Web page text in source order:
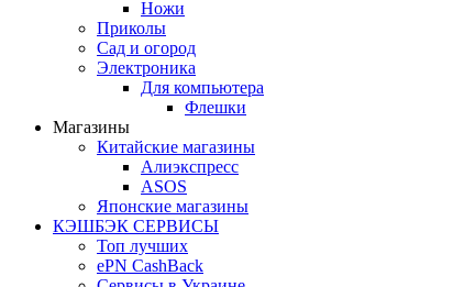
Ножи
Приколы
Сад и огород
Электроника
Для компьютера
Флешки
Магазины
Китайские магазины
Алиэкспресс
ASOS
Японские магазины
КЭШБЭК СЕРВИСЫ
Топ лучших
ePN CashBack